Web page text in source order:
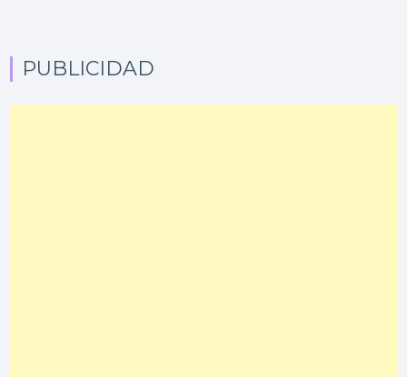
PUBLICIDAD